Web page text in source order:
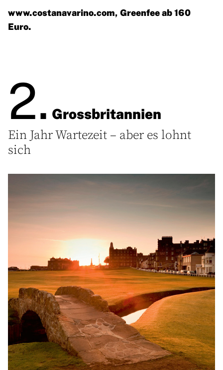
www.costanavarino.com, Greenfee ab 160
Euro.
2. Grossbritannien
Ein Jahr Wartezeit – aber es lohnt
sich